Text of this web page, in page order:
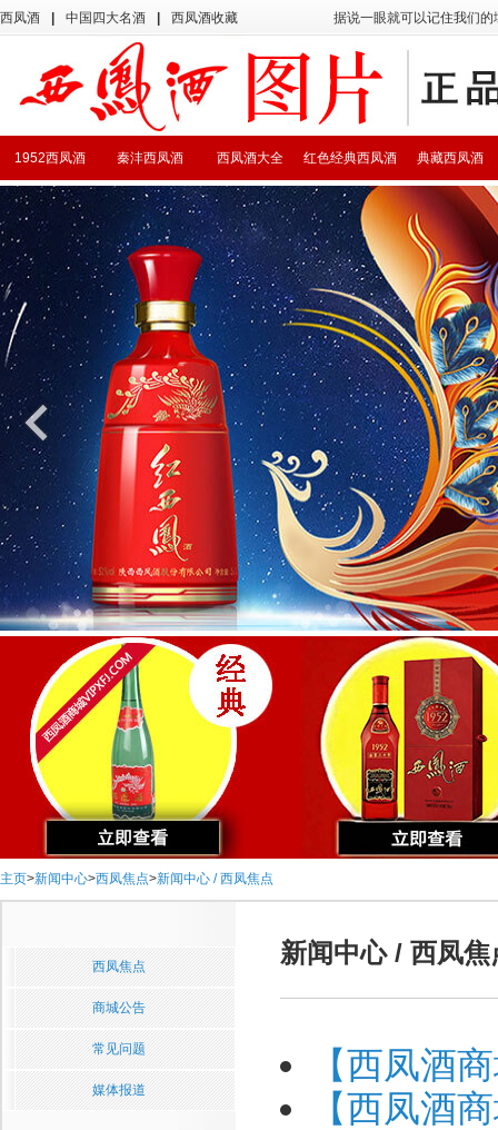
西凤酒 中国四大名酒 西凤酒收藏 据说一眼就可以记住我们
典藏西凤酒
红色经典西凤酒
西凤酒大全
秦沣西凤酒
1952西凤酒
主页>新闻中心>西凤焦点>新闻中心 / 西凤焦点
西凤焦点
商城公告
常见问题
媒体报道
新闻中心 / 西凤焦
【西凤酒
【西凤酒